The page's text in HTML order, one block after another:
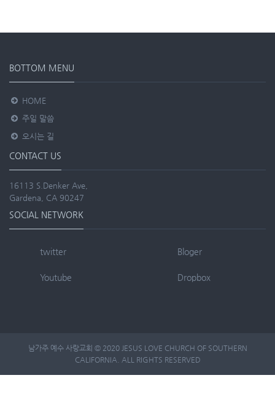
BOTTOM MENU
HOME
주일 말씀
오시는 길
CONTACT US
16113 S.Denker Ave,
Gardena, CA 90247
SOCIAL NETWORK
twitter
Youtube
Bloger
Dropbox
남가주 예수 사랑교회 © 2020 JESUS LOVE CHURCH OF SOUTHERN
CALIFORNIA. ALL RIGHTS RESERVED